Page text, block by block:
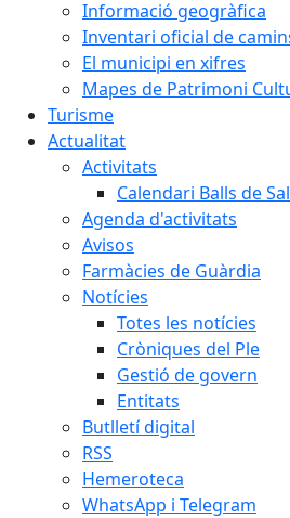
Informació geogràfica
Inventari oficial de
El municipi en xifres
Mapes de Patrimoni
Turisme
Actualitat
Activitats
Calendari Balls de
Agenda d'activitats
Avisos
Farmàcies de Guàrdia
Notícies
Totes les notícies
Cròniques del Ple
Gestió de govern
Entitats
Butlletí digital
RSS
Hemeroteca
WhatsApp i Telegram